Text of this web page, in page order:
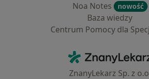
Noa Notes
nowość
Baza wiedzy
Centrum Pomocy dla
ZnanyLekarz
ZnanyLekarz Sp. z